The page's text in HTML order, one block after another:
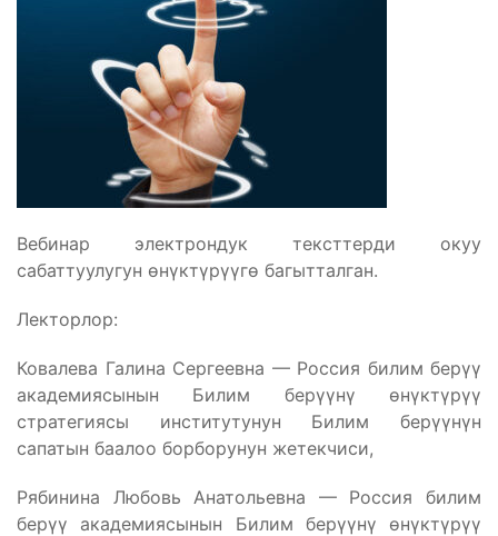
Вебинар электрондук тексттерди окуу
сабаттуулугун өнүктүрүүгө багытталган.
Лекторлор:
Ковалева Галина Сергеевна — Россия билим берүү
академиясынын Билим берүүнү өнүктүрүү
стратегиясы институтунун Билим берүүнүн
сапатын баалоо борборунун жетекчиси,
Рябинина Любовь Анатольевна — Россия билим
берүү академиясынын Билим берүүнү өнүктүрүү